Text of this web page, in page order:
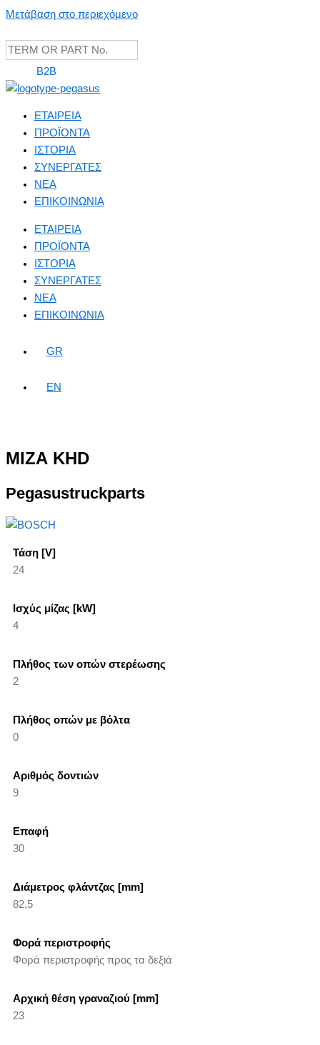
Μετάβαση στο περιεχόμενο
B2B
ΕΤΑΙΡΕΙΑ
ΠΡΟΪΟΝΤΑ
ΙΣΤΟΡΙΑ
ΣΥΝΕΡΓΑΤΕΣ
NEA
ΕΠΙΚΟΙΝΩΝΙΑ
ΕΤΑΙΡΕΙΑ
ΠΡΟΪΟΝΤΑ
ΙΣΤΟΡΙΑ
ΣΥΝΕΡΓΑΤΕΣ
NEA
ΕΠΙΚΟΙΝΩΝΙΑ
GR
EN
ΜΙΖΑ KHD
Pegasustruckparts
Τάση [V]
24
Ισχύς μίζας [kW]
4
Πλήθος των οπών στερέωσης
2
Πλήθος οπών με βόλτα
0
Αριθμός δοντιών
9
Επαφή
30
Διάμετρος φλάντζας [mm]
82,5
Φορά περιστροφής
Φορά περιστροφής προς τα δεξιά
Αρχική θέση γραναζιού [mm]
23